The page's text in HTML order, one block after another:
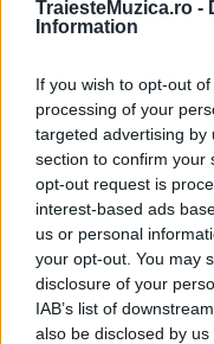
TraiesteMuzica.ro -
Information
If you wish to opt-out
processing of your
targeted advertising by
section to confirm your
opt-out request is
interest-based ads
us or personal
your opt-out. You may
disclosure of your
IAB’s list of
also be disclosed by